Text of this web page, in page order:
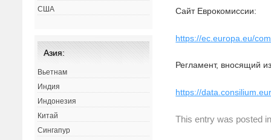
Сайт Еврокомиссии:
https://ec.europa.eu/
Регламент, вносящий
https://
This entry was posted
США
Азия:
Вьетнам
Индия
Индонезия
Китай
Сингапур